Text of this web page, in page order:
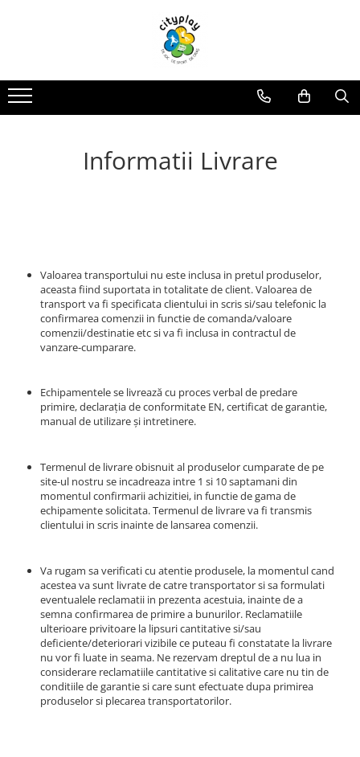
ECHIPAMENTE DE JOACA
Ansambluri de joaca
Echipamente de joaca pentru
Educationale si interactive
Tunele
Echipamente dinamice
Tiroliene
Echipamente de catarat
Trasee echilibristica
Echipamente persoane cu
dizabilitati
Echipament muzical
Animale din cauciuc
Skateboarding
Baschet
Fotbal si Handbal
Tenis si Volei
Ciclism
Street Workout
Terenuri Multisport
Trasee Ninja
Oferte echipamente de joaca Scoli
Oferte Constructori si Arhitecti
Oferte Locuinte Private
Oferte echipamente de joaca
Gradinite
Oferte Horeca
Oferte Personalizate
Loc de joaca - Gama Premium
Loc de joaca - Gama Economica
Joaca - Oferte pentru Localitati
Informatii Livrare
Valoarea transportului nu este inclusa in pretul produselor,
aceasta fiind suportata in totalitate de client. Valoarea de
transport va fi specificata clientului in scris si/sau telefonic la
confirmarea comenzii in functie de comanda/valoare
comenzii/destinatie etc si va fi inclusa in contractul de
vanzare-cumparare.
Echipamentele se livrează cu proces verbal de predare
primire, declarația de conformitate EN, certificat de garantie,
manual de utilizare și intretinere.
Termenul de livrare obisnuit al produselor cumparate de pe
site-ul nostru se incadreaza intre 1 si 10 saptamani din
momentul confirmarii achizitiei, in functie de gama de
echipamente solicitata. Termenul de livrare va fi transmis
clientului in scris inainte de lansarea comenzii.
Va rugam sa verificati cu atentie produsele, la momentul cand
acestea va sunt livrate de catre transportator si sa formulati
eventualele reclamatii in prezenta acestuia, inainte de a
semna confirmarea de primire a bunurilor. Reclamatiile
ulterioare privitoare la lipsuri cantitative si/sau
deficiente/deteriorari vizibile ce puteau fi constatate la livrare
nu vor fi luate in seama. Ne rezervam dreptul de a nu lua in
considerare reclamatiile cantitative si calitative care nu tin de
conditiile de garantie si care sunt efectuate dupa primirea
produselor si plecarea transportatorilor.